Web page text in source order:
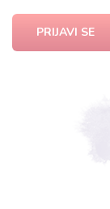
PRIJAVI SE